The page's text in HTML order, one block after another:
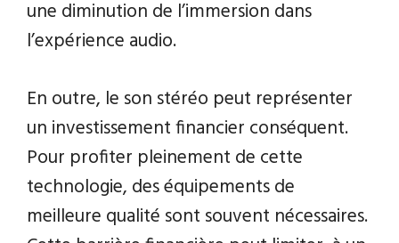
une diminution de l’immersion dans
l’expérience audio.
En outre, le son stéréo peut représenter
un investissement financier conséquent.
Pour profiter pleinement de cette
technologie, des équipements de
meilleure qualité sont souvent nécessaires.